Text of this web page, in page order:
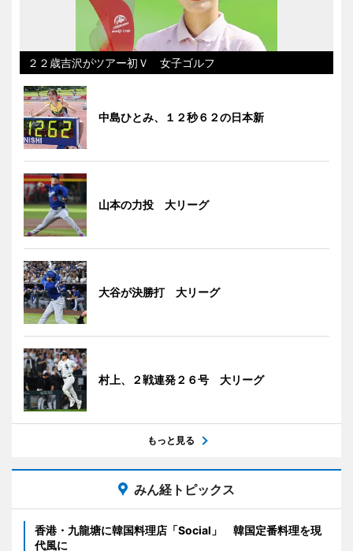
２２歳吉沢がツアー初Ｖ 女子ゴルフ
中島ひとみ、１２秒６２の日本新
山本の力投 大リーグ
大谷が決勝打 大リーグ
村上、２戦連発２６号 大リーグ
もっと見る
みん経トピックス
香港・九龍塘に韓国料理店「Social」 韓国定番料理を現
代風に